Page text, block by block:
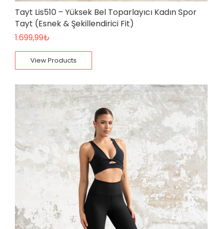
Tayt Lis510 – Yüksek Bel Toparlayıcı Kadın Spor
Tayt (Esnek & Şekillendirici Fit)
1.699,99₺
View Products